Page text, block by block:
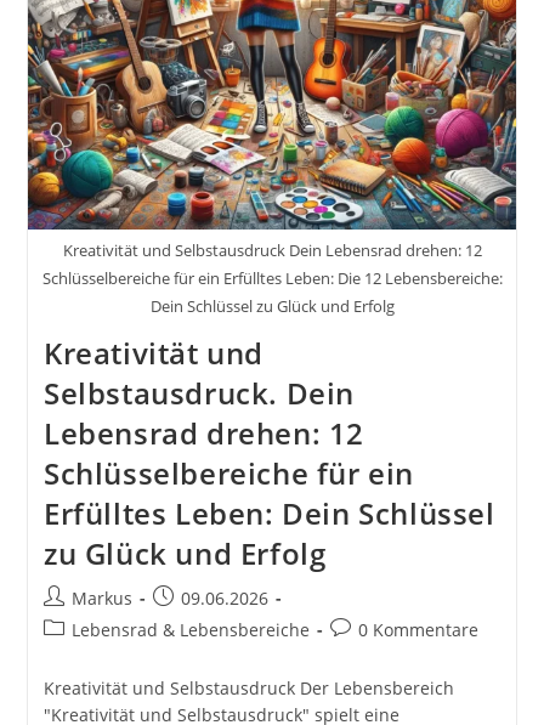
Kreativität und Selbstausdruck Dein Lebensrad drehen: 12
Schlüsselbereiche für ein Erfülltes Leben: Die 12 Lebensbereiche:
Dein Schlüssel zu Glück und Erfolg
Kreativität und
Selbstausdruck. Dein
Lebensrad drehen: 12
Schlüsselbereiche für ein
Erfülltes Leben: Dein Schlüssel
zu Glück und Erfolg
Beitrags-
Autor:
Markus
Beitrag
veröffentlicht:
09.06.2026
Beitrags-
Lebensrad & Lebensbereiche
Beitrags-
0 Kommentare
Kreativität und Selbstausdruck Der Lebensbereich
"Kreativität und Selbstausdruck" spielt eine